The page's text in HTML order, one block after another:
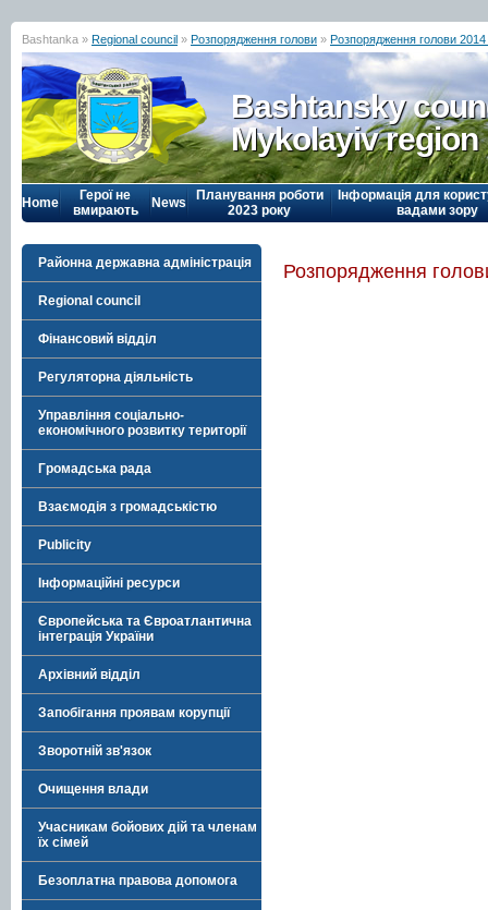
Bashtanka » Regional council » Розпорядження голови » Розпорядження голови 2014
Bashtansky
Mykolayiv region
Home
Герої не
вмирають
News
Планування роботи
2023 року
Інформація для
вадами зору
Районна державна адміністрація
Regional council
Фінансовий відділ
Регуляторна діяльність
Управління соціально-
економічного розвитку території
Громадська рада
Взаємодія з громадськістю
Publicity
Інформаційні ресурси
Європейська та Євроатлантична
інтеграція України
Архівний відділ
Запобігання проявам корупції
Зворотній зв'язок
Очищення влади
Учасникам бойових дій та членам
їх сімей
Безоплатна правова допомога
Розпорядження